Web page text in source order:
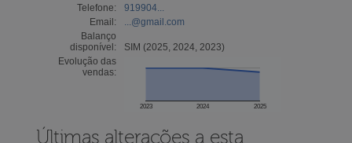
Telefone:
919904...
Email:
...@gmail.com
Balanço
disponível:
SIM (2025, 2024, 2023)
Evolução das
vendas:
2023 2024 2025
Últimas alterações a esta